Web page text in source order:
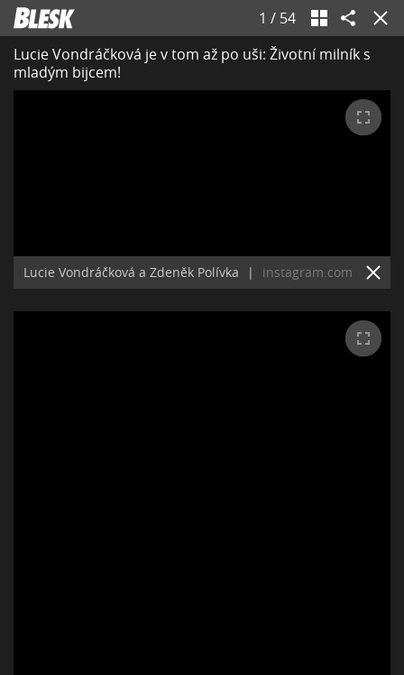
1 / 54
Lucie Vondráčková je v tom až po uši: Životní milník s
mladým bijcem!
Lucie Vondráčková a Zdeněk Polívka | instagram.com